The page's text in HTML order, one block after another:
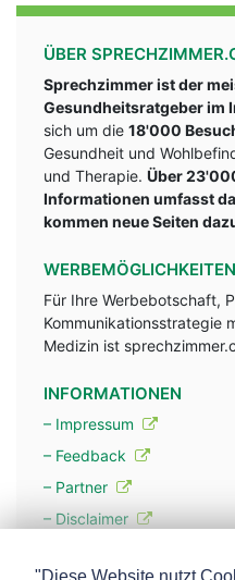
ÜBER
Sprechzimmer ist der
Gesundheitsratgeber im
sich um die 18'000
Gesundheit und
und Therapie. Über
Informationen umfasst
kommen neue Seiten
Für Ihre Werbebotschaft,
Kommunikationsstrategie
Medizin ist
INFORMATIONEN
– Impressum
– Feedback
– Partner
– Disclaimer